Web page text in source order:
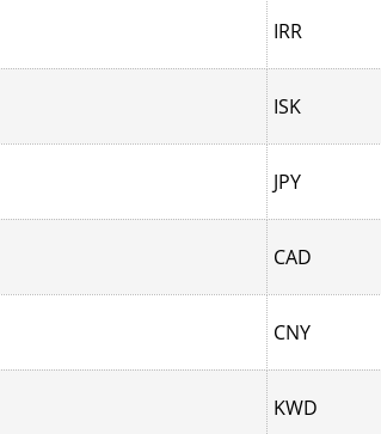
IRR
ISK
JPY
CAD
CNY
KWD